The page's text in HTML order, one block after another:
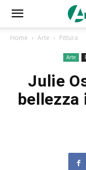
Home Arte Pittura
Arte
Julie
bellezza